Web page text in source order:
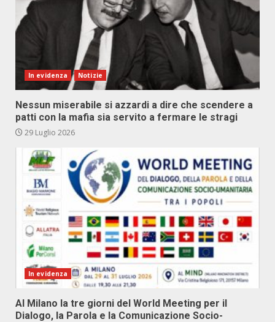
In evidenza Notizie
Nessun miserabile si azzardi a dire che scendere a
patti con la mafia sia servito a fermare le stragi
29 Luglio 2026
In evidenza
Al Milano la tre giorni del World Meeting per il
Dialogo, la Parola e la Comunicazione Socio-